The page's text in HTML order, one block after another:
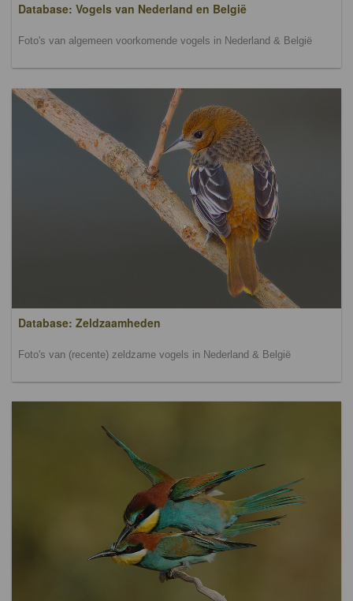
Database: Vogels van Nederland en België
Foto's van algemeen voorkomende vogels in Nederland & België
Database: Zeldzaamheden
Foto's van (recente) zeldzame vogels in Nederland & België